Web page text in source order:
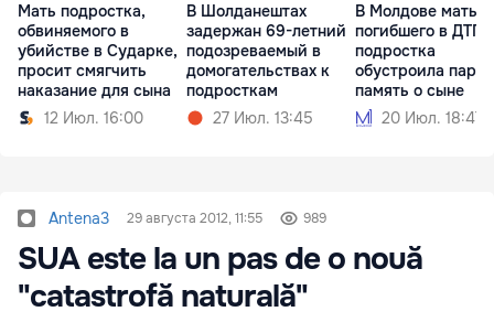
Мать подростка,
обвиняемого в
убийстве в Сударке,
просит смягчить
наказание для сына
12 Июл. 16:00
В Шолданештах
задержан 69-летний
подозреваемый в
домогательствах к
подросткам
27 Июл. 13:45
В Молдове мать
погибшего в ДТП
подростка
обустроила парк
память о сыне
20 Июл. 18:47
Antena3 29 августа 2012, 11:55 989
SUA este la un pas de o nouă
"catastrofă naturală"